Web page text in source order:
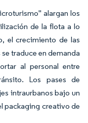
alargan los
de la flota a lo
el crecimiento de las
traduce en demanda
al personal entre
Los pases de
intraurbanos bajo un
packaging creativo de